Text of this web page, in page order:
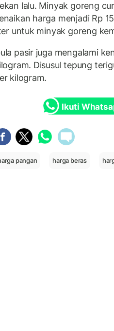
lalu. Minyak goreng
harga menjadi Rp
untuk minyak goreng
pasir juga mengalami
Disusul tepung
kilogram.
Ikuti
pangan harga beras